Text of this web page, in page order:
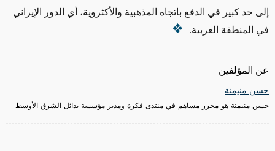
عن المؤلفين
حسن منيمنة
حسن منيمنة هو محرر مساهم في منتدى فكرة ومدير مؤسسة بدائل الشرق الأوسط.
إلى حد كبير في الدفع باتجاه المذهبية والأكثروية، أي الدور الإيراني
في المنطقة العربية.